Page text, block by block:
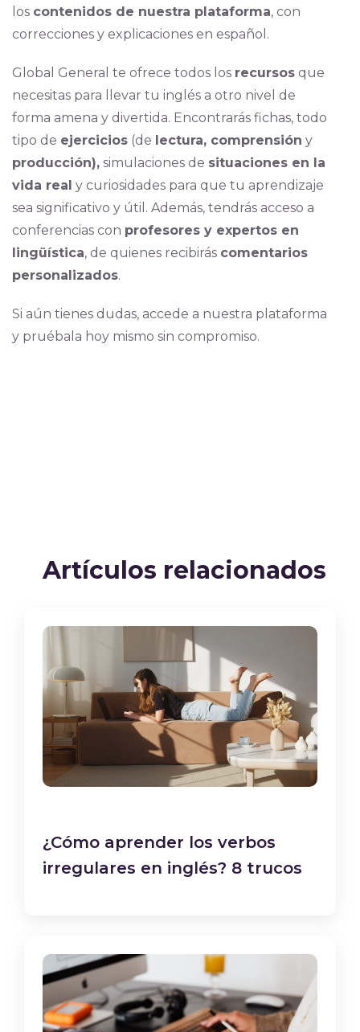
los contenidos de nuestra plataforma, con
correcciones y explicaciones en español.
Global General te ofrece todos los recursosque
necesitas para llevar tu inglés a otro nivel de
forma amena y divertida. Encontrarás fichas, todo
tipo de ejercicios(de lectura, comprensión y
producción),simulaciones de situaciones en la
vida real y curiosidades para que tu aprendizaje
sea significativo y útil. Además, tendrás acceso a
conferencias con profesores y expertos en
lingüística, de quienes recibirás comentarios
personalizados.
Si aún tienes dudas, accede a nuestra plataforma
y pruébala hoy mismo sin compromiso.
Artículos relacionados
¿Cómo aprender los verbos
irregulares en inglés? 8 trucos